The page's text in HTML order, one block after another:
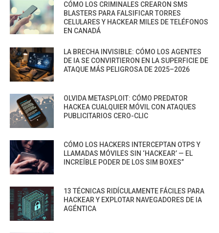
CÓMO LOS CRIMINALES CREARON SMS
BLASTERS PARA FALSIFICAR TORRES
CELULARES Y HACKEAR MILES DE TELÉFONOS
EN CANADÁ
LA BRECHA INVISIBLE: CÓMO LOS AGENTES
DE IA SE CONVIRTIERON EN LA SUPERFICIE DE
ATAQUE MÁS PELIGROSA DE 2025–2026
OLVIDA METASPLOIT: CÓMO PREDATOR
HACKEA CUALQUIER MÓVIL CON ATAQUES
PUBLICITARIOS CERO-CLIC
CÓMO LOS HACKERS INTERCEPTAN OTPS Y
LLAMADAS MÓVILES SIN ‘HACKEAR’ — EL
INCREÍBLE PODER DE LOS SIM BOXES”
13 TÉCNICAS RIDÍCULAMENTE FÁCILES PARA
HACKEAR Y EXPLOTAR NAVEGADORES DE IA
AGÉNTICA